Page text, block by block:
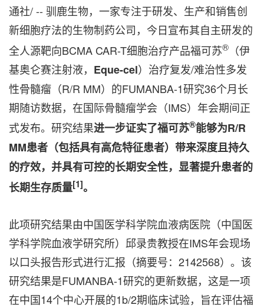
通社/ -- 驯鹿生物，一家专注于研发、生产和销售创
新细胞疗法的生物制药公司，今日宣布其自主研发的
全人源靶向BCMA CAR-T细胞治疗产品福可苏® （伊
基奥仑赛注射液， Eque-cel）治疗复发/难治性多发
性骨髓瘤（R/R MM）的FUMANBA-1研究36个月长
期随访数据，在国际骨髓瘤学会（IMS）年会期间正
式发布。研究结果进一步证实了福可苏®能够为R/R
MM患者（包括具有高危特征患者）带来深度且持久
的疗效，并具有可控的长期安全性，显著提升患者的
长期生存质量[1]。
此项研究结果由中国医学科学院血液病医院（中国医
学科学院血液学研究所）邱录贵教授在IMS年会现场
以口头报告形式进行汇报（摘要号：2142568）。该
研究结果是FUMANBA-1研究的更新数据，这是一项
在中国14个中心开展的1b/2期临床试验，旨在评估福